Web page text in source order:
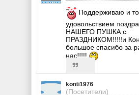
Поддерживаю и
удовольствием
НАШЕГО ПУШКА с
ПРАЗДНИКОМ!!!!!и
большое спасибо за
нас!!!!!
konti1976
(Посетители)